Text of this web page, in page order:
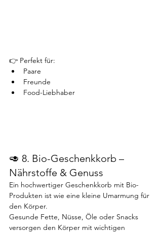
👉 Perfekt für:
Paare
Freunde
Food-Liebhaber
🥑 8. Bio-Geschenkkorb –
Nährstoffe & Genuss
Ein hochwertiger Geschenkkorb mit Bio-
Produkten ist wie eine kleine Umarmung für
den Körper.
Gesunde Fette, Nüsse, Öle oder Snacks
versorgen den Körper mit wichtigen